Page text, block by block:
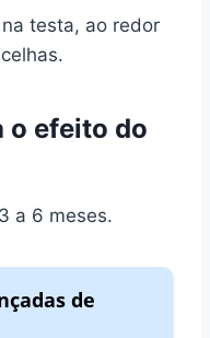
testa, ao redor
o efeito do
a 6 meses.
de